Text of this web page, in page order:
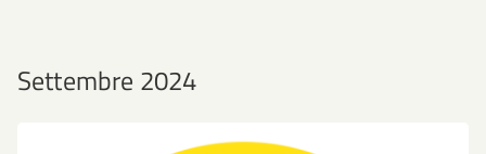
Settembre 2024